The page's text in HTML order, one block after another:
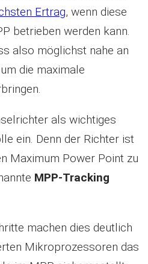
Ertrag, wenn diese
betrieben werden kann.
also möglichst nahe an
die maximale
als wichtiges
ein. Denn der Richter ist
Maximum Power Point zu
MPP-Tracking
machen dies deutlich
Mikroprozessoren das